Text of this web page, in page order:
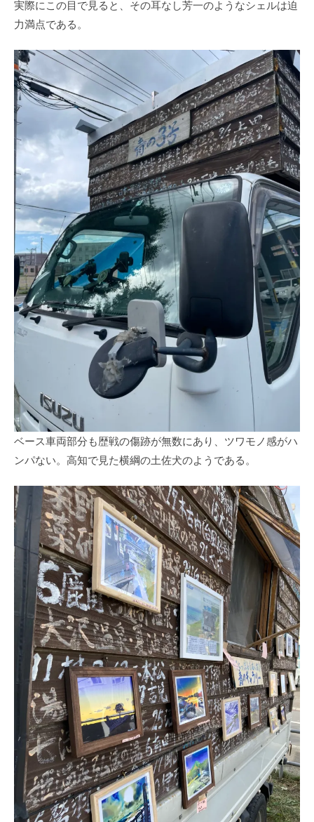
実際にこの目で見ると、その耳なし芳一のようなシェルは迫
力満点である。
ベース車両部分も歴戦の傷跡が無数にあり、ツワモノ感がハ
ンパない。高知で見た横綱の土佐犬のようである。